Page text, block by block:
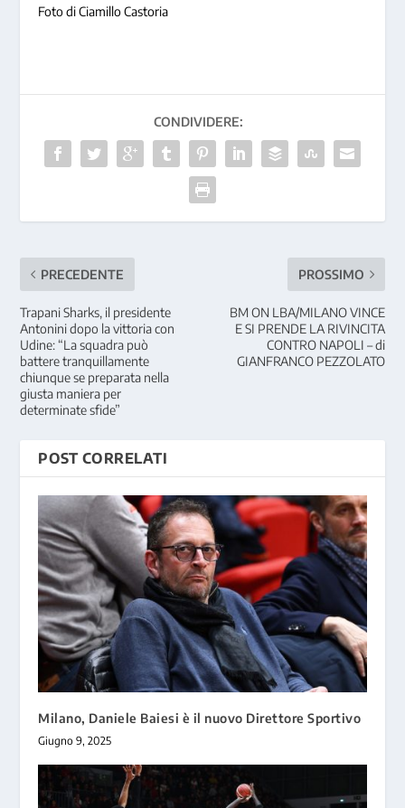
Foto di Ciamillo Castoria
CONDIVIDERE:
PRECEDENTE
Trapani Sharks, il presidente
Antonini dopo la vittoria con
Udine: “La squadra può
battere tranquillamente
chiunque se preparata nella
giusta maniera per
determinate sfide”
PROSSIMO
BM ON LBA/MILANO VINCE
E SI PRENDE LA RIVINCITA
CONTRO NAPOLI – di
GIANFRANCO PEZZOLATO
POST CORRELATI
Milano, Daniele Baiesi è il nuovo Direttore Sportivo
Giugno 9, 2025